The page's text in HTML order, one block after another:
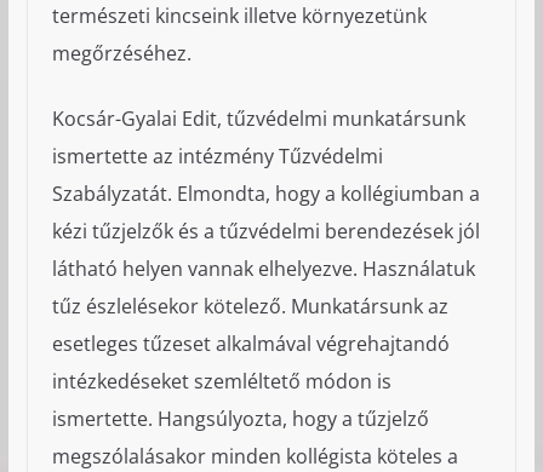
természeti kincseink illetve környezetünk
megőrzéséhez.
Kocsár-Gyalai Edit, tűzvédelmi munkatársunk
ismertette az intézmény Tűzvédelmi
Szabályzatát. Elmondta, hogy a kollégiumban a
kézi tűzjelzők és a tűzvédelmi berendezések jól
látható helyen vannak elhelyezve. Használatuk
tűz észlelésekor kötelező. Munkatársunk az
esetleges tűzeset alkalmával végrehajtandó
intézkedéseket szemléltető módon is
ismertette. Hangsúlyozta, hogy a tűzjelző
megszólalásakor minden kollégista köteles a